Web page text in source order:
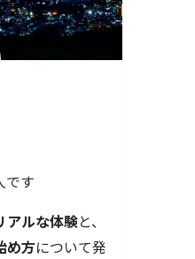
です
アルな体験と、
め方について発